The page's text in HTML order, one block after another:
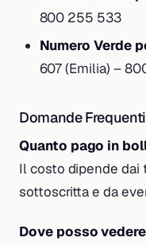
800 255 533
Numero Verde
607 (Emilia) –
Domande Frequenti
Quanto pago in
Il costo dipende dai
sottoscritta e da
Dove posso